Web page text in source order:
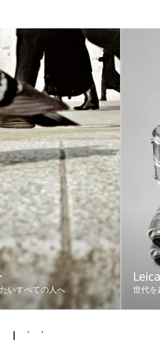
いすべての人へ 世代を